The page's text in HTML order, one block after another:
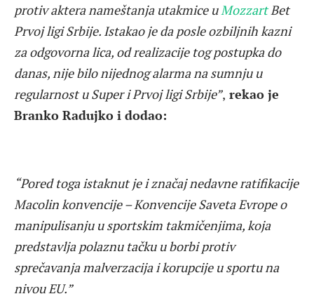
protiv aktera nameštanja utakmice u MozzartBet
Prvoj ligi Srbije. Istakao je da posle ozbiljnih kazni
za odgovorna lica, od realizacije tog postupka do
danas, nije bilo nijednog alarma na sumnju u
regularnost u Super i Prvoj ligi Srbije”, rekao je
Branko Radujko i dodao:
“Pored toga istaknut je i značaj nedavne ratifikacije
Macolin konvencije – Konvencije Saveta Evrope o
manipulisanju u sportskim takmičenjima, koja
predstavlja polaznu tačku u borbi protiv
sprečavanja malverzacija i korupcije u sportu na
nivou EU.”